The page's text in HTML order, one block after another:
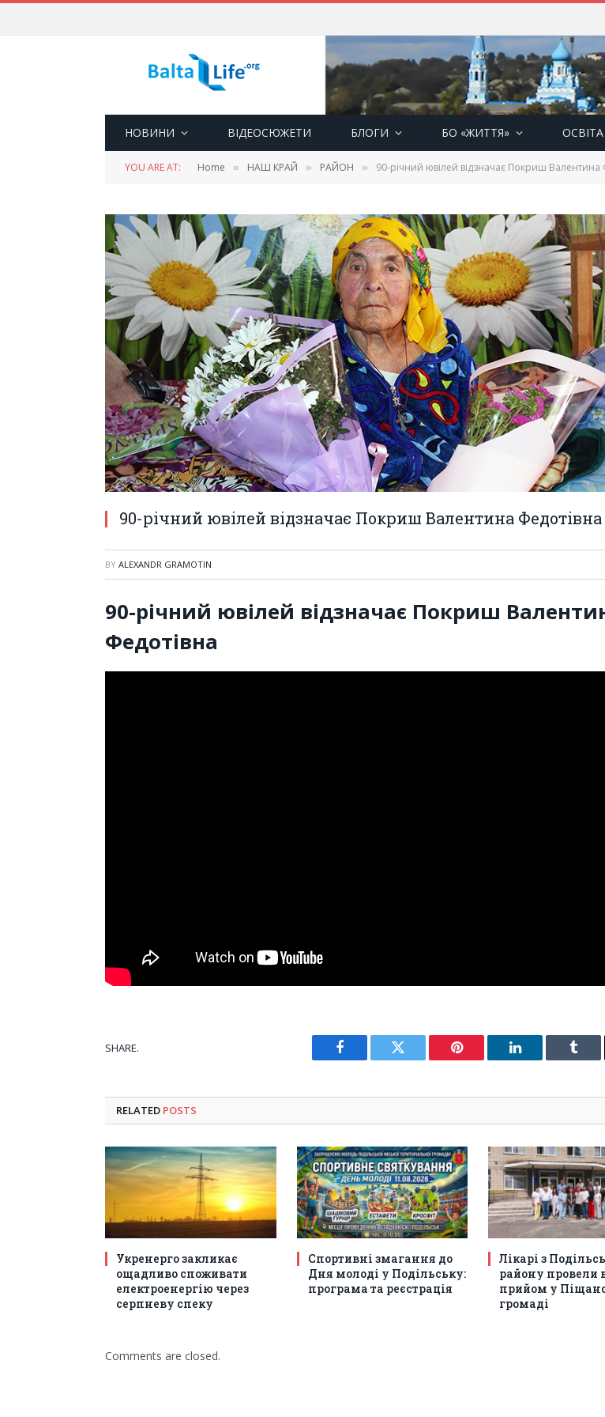
НОВИНИ ВІДЕОСЮЖЕТИ БЛОГИ БО «ЖИТТЯ» ОСВІТА
YOU ARE AT: Home » НАШ КРАЙ » РАЙОН » 90-річний ювілей відзначає Покриш Валентина
90-річний ювілей відзначає Покриш Валентина Федотівна
BY ALEXANDR GRAMOTIN
90-річний ювілей відзначає Покриш
Федотівна
SHARE.
Facebook Twitter Pinterest LinkedIn
RELATED POSTS
Укренерго закликає
ощадливо споживати
електроенергію через
серпневу спеку
Спортивні змагання до
Дня молоді у Подільську:
програма та реєстрація
Лікарі з
району провели
прийом у
громаді
Comments are closed.